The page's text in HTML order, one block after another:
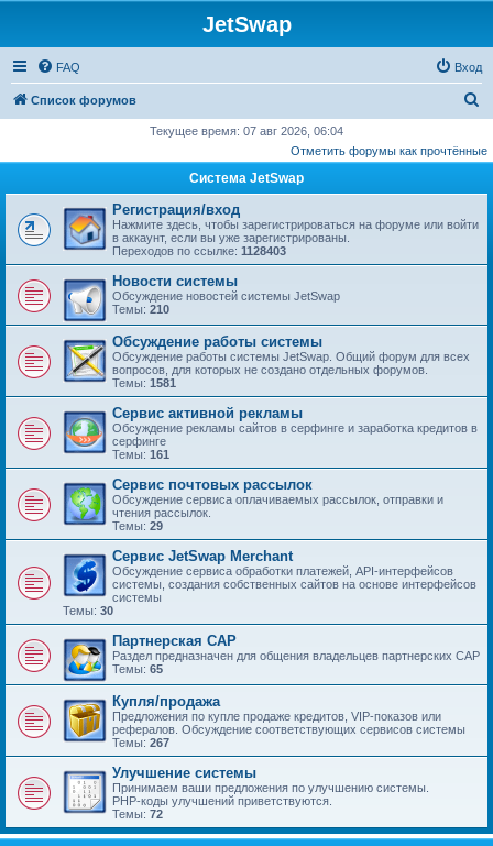
JetSwap
FAQ Вход
Список форумов
и
Текущее время: 07 авг 2026, 06:04
Отметить форумы как прочтённые
Система JetSwap
Регистрация/вход
Нажмите здесь, чтобы зарегистрироваться на форуме или войти
в аккаунт, если вы уже зарегистрированы.
Переходов по ссылке: 1128403
Новости системы
Обсуждение новостей системы JetSwap
Темы: 210
Обсуждение работы системы
Обсуждение работы системы JetSwap. Общий форум для всех
вопросов, для которых не создано отдельных форумов.
Темы: 1581
Сервис активной рекламы
Обсуждение рекламы сайтов в серфинге и заработка кредитов в
серфинге
Темы: 161
Сервис почтовых рассылок
Обсуждение сервиса оплачиваемых рассылок, отправки и
чтения рассылок.
Темы: 29
Сервис JetSwap Merchant
Обсуждение сервиса обработки платежей, API-интерфейсов
системы, создания собственных сайтов на основе интерфейсов
системы
Темы: 30
Партнерская САР
Раздел предназначен для общения владельцев партнерских САР
Темы: 65
Купля/продажа
Предложения по купле продаже кредитов, VIP-показов или
рефералов. Обсуждение соответствующих сервисов системы
Темы: 267
Улучшение системы
Принимаем ваши предложения по улучшению системы.
PHP-коды улучшений приветствуются.
Темы: 72